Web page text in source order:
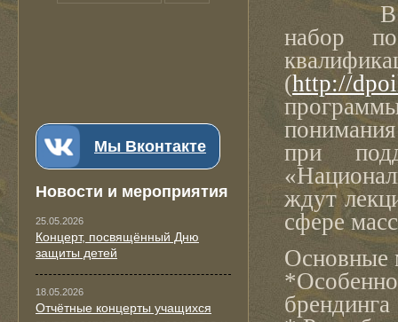
Мы Вконтакте
Новости и мероприятия
25.05.2026
Концерт, посвящённый Дню
защиты детей
18.05.2026
Отчётные концерты учащихся
В
набор
(http://
при
ждут
сфере
Основные
брендинга